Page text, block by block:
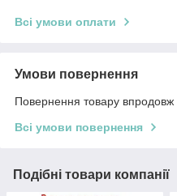
Всі умови оплати
Умови повернення
Повернення товару впродовж
Всі умови повернення
Подібні товари компанії